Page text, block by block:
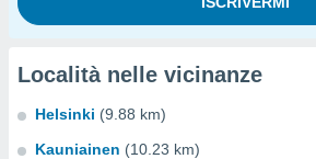
Località nelle vicinanze
Helsinki (9.88 km)
Kauniainen (10.23 km)